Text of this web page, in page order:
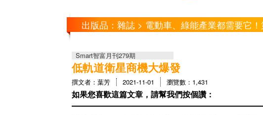
出版品：雜誌 > 電動車、綠能產業都需要它
Smart智富月刊279期
低軌道衛星商機大爆發
撰文者：葉芳 2021-11-01 瀏覽數：1,431
如果您喜歡這篇文章，請幫我們按個讚：